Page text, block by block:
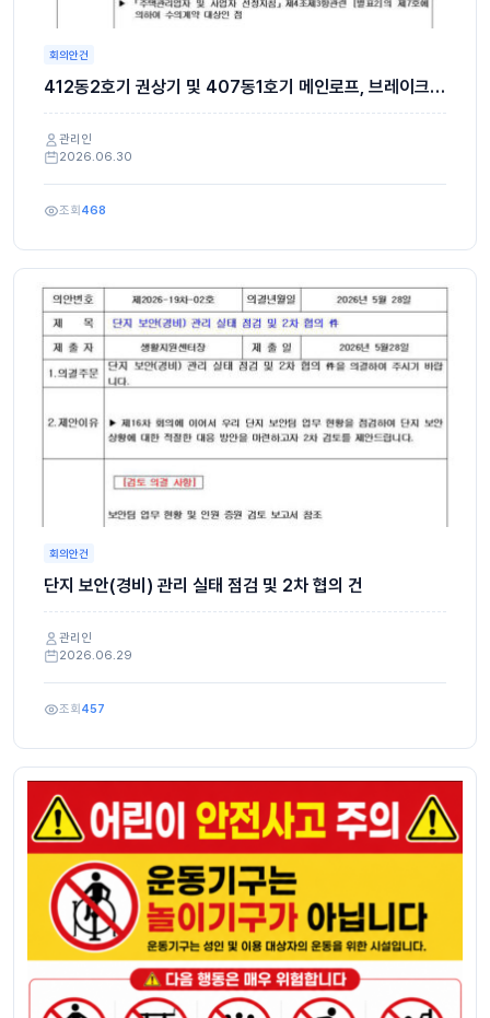
회의안건
412동2호기 권상기 및 407동1호기 메인로프, 브레이크
교체 공사 사업자 선정의 건
관리인
2026.06.30
조회468
회의안건
단지 보안(경비) 관리 실태 점검 및 2차 협의 건
관리인
2026.06.29
조회457